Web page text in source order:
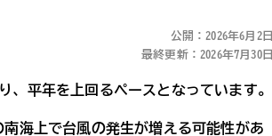
公開：2026年6月2日
最終更新：2026年7月30日
、平年を上回るペースとなっています。
海上で台風の発生が増える可能性があ